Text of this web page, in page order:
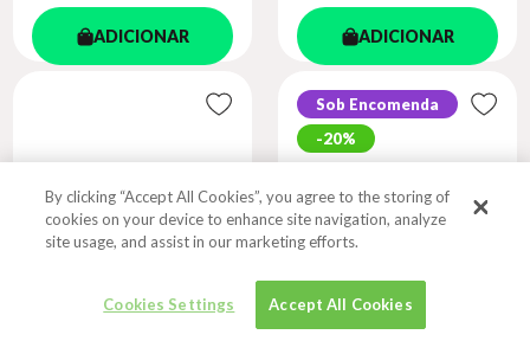
ADICIONAR ADICIONAR
Sob Encomenda
20%
By clicking “Accept All Cookies”, you agree to the storing of
cookies on your device to enhance site navigation, analyze
site usage, and assist in our marketing efforts.
Cookies Settings Accept All Cookies